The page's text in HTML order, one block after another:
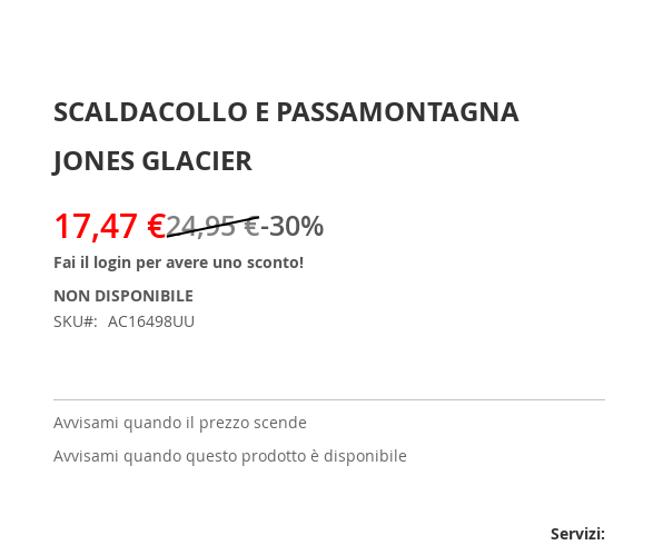
SCALDACOLLO E PASSAMONTAGNA
JONES GLACIER
17,47 €24,95 €-30%
Fai il login per avere uno sconto!
NON DISPONIBILE
SKU
AC16498UU
Avvisami quando il prezzo scende
Avvisami quando questo prodotto è disponibile
Servizi: